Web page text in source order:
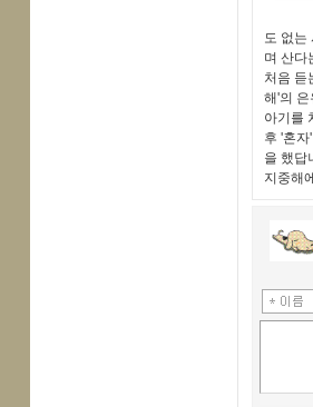
도 없는
며 산다
처음 듣
해'의 은
아기를
후 '혼
을 했답
지중해